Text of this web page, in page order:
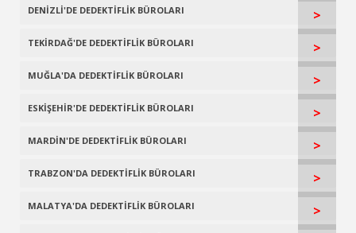
DENİZLİ'DE DEDEKTİFLİK BÜROLARI >
TEKİRDAĞ'DE DEDEKTİFLİK BÜROLARI >
MUĞLA'DA DEDEKTİFLİK BÜROLARI >
ESKİŞEHİR'DE DEDEKTİFLİK BÜROLARI >
MARDİN'DE DEDEKTİFLİK BÜROLARI >
TRABZON'DA DEDEKTİFLİK BÜROLARI >
MALATYA'DA DEDEKTİFLİK BÜROLARI >